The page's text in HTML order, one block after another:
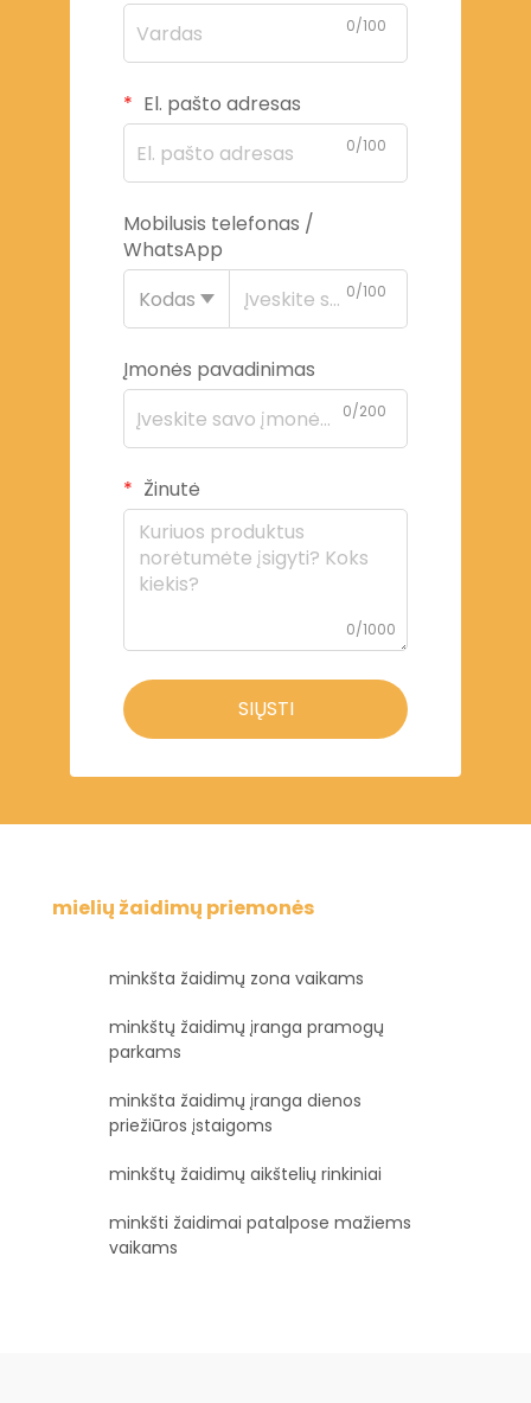
0/100
El. pašto adresas
0/100
Mobilusis telefonas /
WhatsApp
Kodas
0/100
Įmonės pavadinimas
0/200
Žinutė
0/1000
SIŲSTI
mielių žaidimų priemonės
minkšta žaidimų zona vaikams
minkštų žaidimų įranga pramogų
parkams
minkšta žaidimų įranga dienos
priežiūros įstaigoms
minkštų žaidimų aikštelių rinkiniai
minkšti žaidimai patalpose mažiems
vaikams